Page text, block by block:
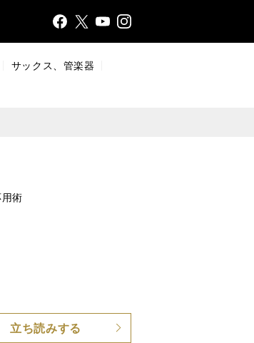
FaceX
YouTInsta
サックス、管楽器
術
立ち読みする